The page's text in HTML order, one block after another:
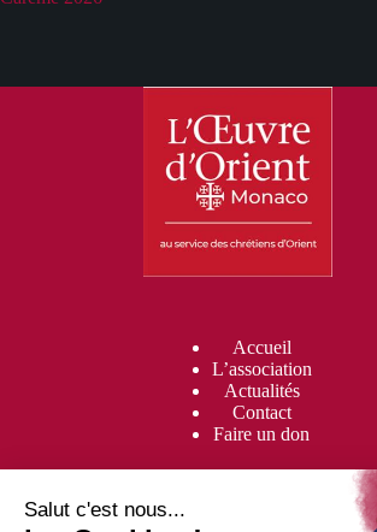
Accueil
L’association
Actualités
Contact
Faire un don